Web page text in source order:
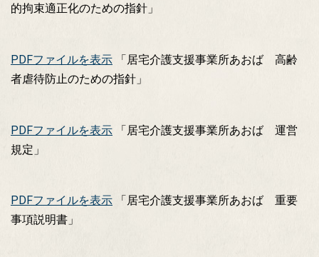
的拘束適正化のための指針」
PDFファイルを表示 「居宅介護支援事業所あおば 高齢
者虐待防止のための指針」
PDFファイルを表示 「居宅介護支援事業所あおば 運営
規定」
PDFファイルを表示 「居宅介護支援事業所あおば 重要
事項説明書」